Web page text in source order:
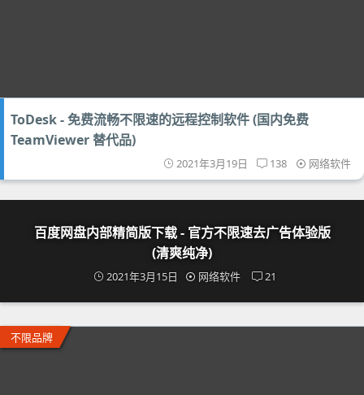
ToDesk - 免费流畅不限速的远程控制软件 (国内免费
TeamViewer 替代品)
2021年3月19日 138 网络软件
百度网盘内部精简版下载 - 官方不限速去广告体验版
(清爽纯净)
2021年3月15日 网络软件 21
不限品牌